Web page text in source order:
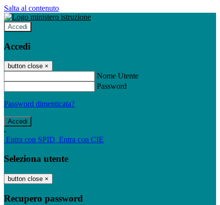
Salta al contenuto
Accedi
Accedi
button close ×
Nome Utente
Password
Password dimenticata?
-
Entra con SPID Entra con CIE
Seleziona utente
button close ×
Recupero password